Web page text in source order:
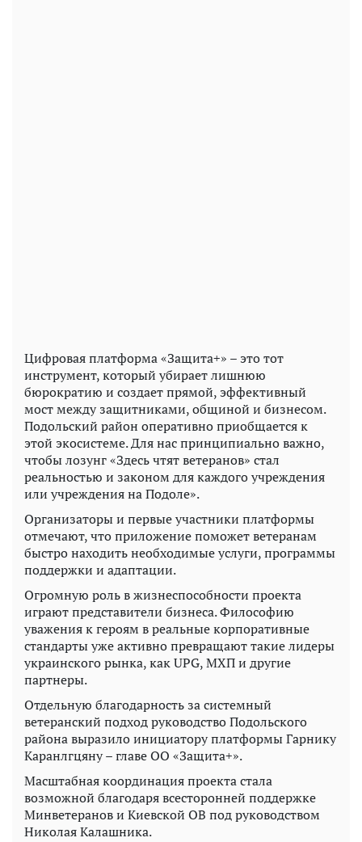
Цифровая платформа «Защита+» – это тот
инструмент, который убирает лишнюю
бюрократию и создает прямой, эффективный
мост между защитниками, общиной и бизнесом.
Подольский район оперативно приобщается к
этой экосистеме. Для нас принципиально важно,
чтобы лозунг «Здесь чтят ветеранов» стал
реальностью и законом для каждого учреждения
или учреждения на Подоле».
Организаторы и первые участники платформы
отмечают, что приложение поможет ветеранам
быстро находить необходимые услуги, программы
поддержки и адаптации.
Огромную роль в жизнеспособности проекта
играют представители бизнеса. Философию
уважения к героям в реальные корпоративные
стандарты уже активно превращают такие лидеры
украинского рынка, как UPG, МХП и другие
партнеры.
Отдельную благодарность за системный
ветеранский подход руководство Подольского
района выразило инициатору платформы Гарнику
Каранлгцяну – главе ОО «Защита+».
Масштабная координация проекта стала
возможной благодаря всесторонней поддержке
Минветеранов и Киевской ОВ под руководством
Николая Калашника.